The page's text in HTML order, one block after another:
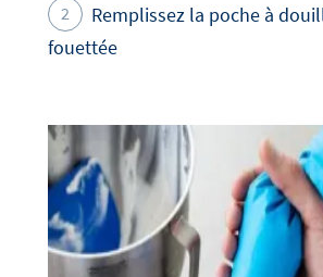
Remplissez la poche à
fouettée